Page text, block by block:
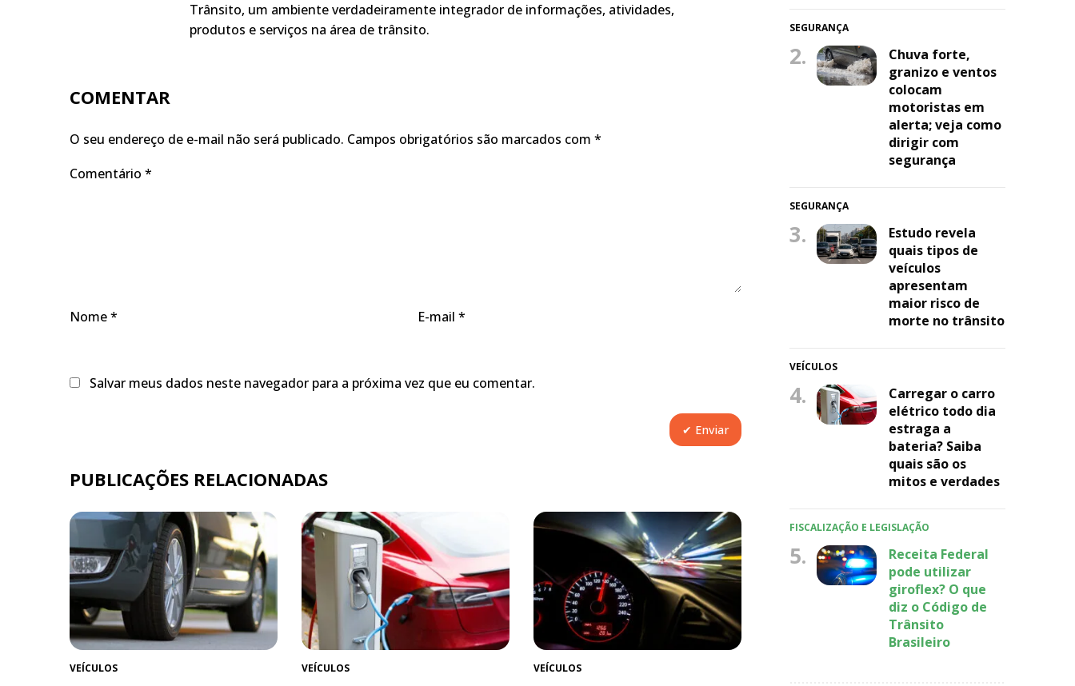
Trânsito, um ambiente verdadeiramente integrador de informações, atividades,
produtos e serviços na área de trânsito.
COMENTAR
O seu endereço de e-mail não será publicado. Campos obrigatórios são marcados com *
Comentário *
Nome* E-mail *
Salvar meus dados neste navegador para a próxima vez que eu comentar.
PUBLICAÇÕES RELACIONADAS
VEÍCULOS VEÍCULOS VEÍCULOS
SEGURANÇA
2.
Chuva forte,
granizo e ventos
colocam
motoristas em
alerta; veja como
dirigir com
segurança
SEGURANÇA
3.
Estudo revela
quais tipos de
veículos
apresentam
maior risco de
morte no trânsito
VEÍCULOS
4.
Carregar o carro
elétrico todo dia
estraga a
bateria? Saiba
quais são os
mitos e verdades
FISCALIZAÇÃO E LEGISLAÇÃO
5.
Receita Federal
pode utilizar
giroflex? O que
diz o Código de
Trânsito
Brasileiro